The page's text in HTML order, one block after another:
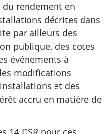
rendement en
décrites dans
par ailleurs des
publique, des cotes
événements à
modifications
et des
accru en matière de
14 DSR pour ces